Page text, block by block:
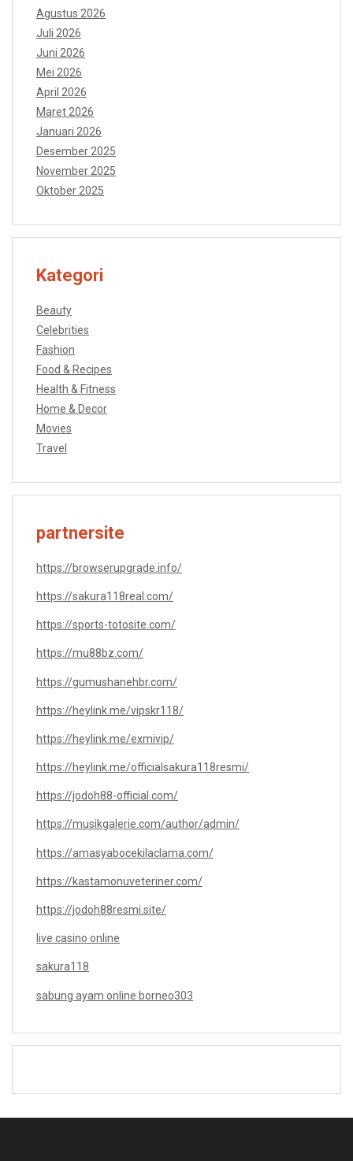
Agustus 2026
Juli 2026
Juni 2026
Mei 2026
April 2026
Maret 2026
Januari 2026
Desember 2025
November 2025
Oktober 2025
Kategori
Beauty
Celebrities
Fashion
Food & Recipes
Health & Fitness
Home & Decor
Movies
Travel
partnersite
https://browserupgrade.info/
https://sakura118real.com/
https://sports-totosite.com/
https://mu88bz.com/
https://gumushanehbr.com/
https://heylink.me/vipskr118/
https://heylink.me/exmivip/
https://heylink.me/officialsakura118resmi/
https://jodoh88-official.com/
https://musikgalerie.com/author/admin/
https://amasyabocekilaclama.com/
https://kastamonuveteriner.com/
https://jodoh88resmi.site/
live casino online
sakura118
sabung ayam online borneo303